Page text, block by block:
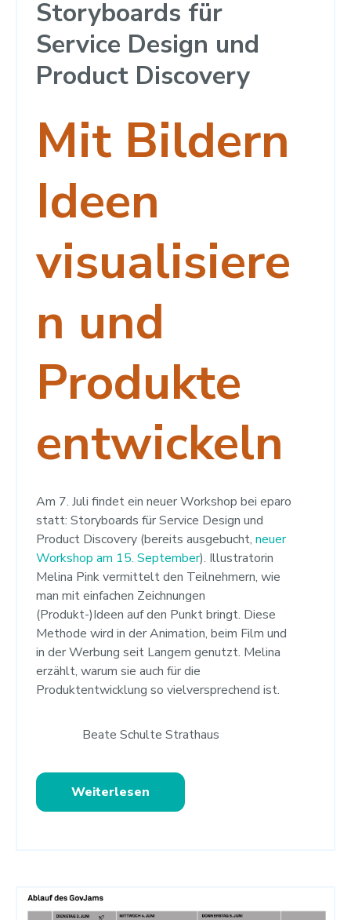
Storyboards für
Service Design und
Product Discovery
Mit Bildern
Ideen
visualisiere
n und
Produkte
entwickeln
Am 7. Juli findet ein neuer Workshop bei eparo
statt: Storyboards für Service Design und
Product Discovery (bereits ausgebucht, neuer
Workshop am 15. September). Illustratorin
Melina Pink vermittelt den Teilnehmern, wie
man mit einfachen Zeichnungen
(Produkt-)Ideen auf den Punkt bringt. Diese
Methode wird in der Animation, beim Film und
in der Werbung seit Langem genutzt. Melina
erzählt, warum sie auch für die
Produktentwicklung so vielversprechend ist.
Beate Schulte Strathaus
Weiterlesen